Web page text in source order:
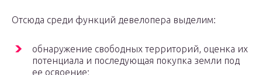
Отсюда среди функций девелопера выделим:
обнаружение свободных территорий, оценка их
потенциала и последующая покупка земли под
ее освоение;